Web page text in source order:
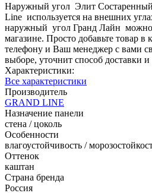
Наружный угол Элит
Line используется на внешних
наружный угол Гранд Лайн
магазине. Просто добавьте товар в
телефону и Ваш менеджер с вами
выборе, уточнит способ доставки и
Характеристики:
Все характеристики
Производитель
GRAND LINE
Назначение панели
стена / цоколь
Особенности
влагоустойчивость /
Оттенок
каштан
Страна бренда
Россия